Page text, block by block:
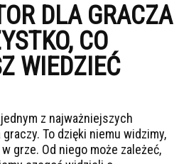
DLA GRACZA
CO
WIEDZIEĆ
z najważniejszych
To dzięki niemu widzimy,
grze. Od niego może zależeć,